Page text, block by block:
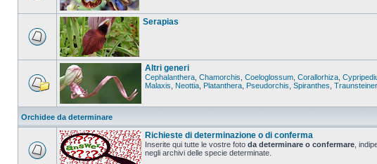
Serapias
Altri generi
Cephalanthera Chamorchis Coeloglossum Corallorhiza
Malaxis
Neottia Platanthera Pseudorchis Spiranthes
Orchidee da determinare
Richieste di determinazione o di conferma
Inserite qui tutte le vostre foto da determinare o confermare ,
negli archivi delle specie determinate.